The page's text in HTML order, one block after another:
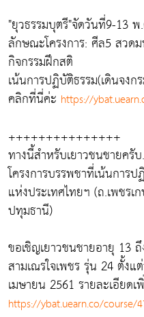
"ยุวธรรมบุตรี"จัดวันที่9-13
ลักษณะโครงการ:​ ศีล5 สวด
กิจกรรมฝึกสติ
เน้นการปฏิบัติธรรม(เดินจง
คลิกที่นี่ค่ะ​ https://
+++++++++++++++
ทางนี้สำหรับเยาวชนชายครั
โครงการบรรพชาที่เน้นกา
แห่งประเทศไทยฯ (ถ.เพชร
ปทุมธานี)
ขอเชิญเยาวชนชายอายุ 13
สามเณรใจเพชร รุ่น 24 ตั้ง
เมษายน 2561 รายละเอียด
https://ybat.uearn.co/course/